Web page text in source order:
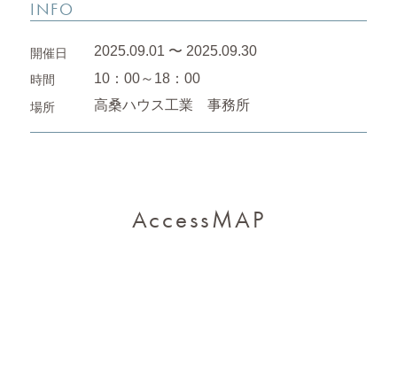
INFO
開催日 2025.09.01 〜 2025.09.30
時間 10：00～18：00
場所 高桑ハウス工業 事務所
AccessMAP